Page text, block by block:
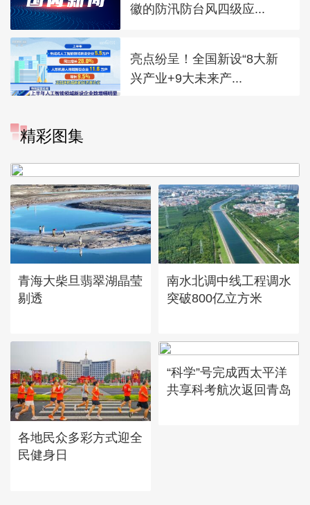
徽的防汛防台风四级应...
亮点纷呈！全国新设“8大新
兴产业+9大未来产...
精彩图集
“大地指纹”奏响夏夜文旅乐
青海大柴旦翡翠湖晶莹
剔透
南水北调中线工程调水
突破800亿立方米
各地民众多彩方式迎全
民健身日
“科学”号完成西太平洋
共享科考航次返回青岛